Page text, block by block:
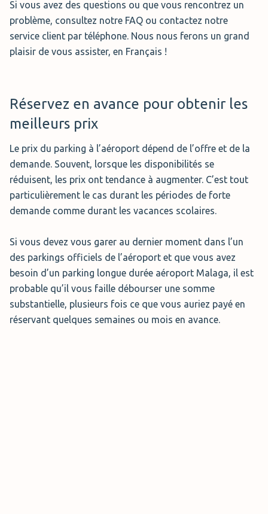
Si vous avez des questions ou que vous rencontrez un
problème, consultez notre FAQ ou contactez notre
service client par téléphone. Nous nous ferons un grand
plaisir de vous assister, en Français !
Réservez en avance pour obtenir les
meilleurs prix
Le prix du parking à l’aéroport dépend de l’offre et de la
demande. Souvent, lorsque les disponibilités se
réduisent, les prix ont tendance à augmenter. C’est tout
particulièrement le cas durant les périodes de forte
demande comme durant les vacances scolaires.
Si vous devez vous garer au dernier moment dans l’un
des parkings officiels de l’aéroport et que vous avez
besoin d’un parking longue durée aéroport Malaga, il est
probable qu’il vous faille débourser une somme
substantielle, plusieurs fois ce que vous auriez payé en
réservant quelques semaines ou mois en avance.